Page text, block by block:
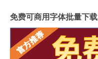
免费可商用字体批量下载